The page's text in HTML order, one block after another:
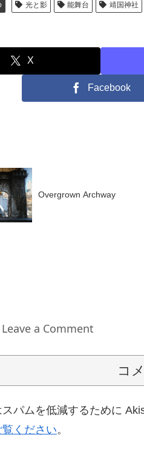
光と影 能舞台 靖国神社
X
Facebook
Overgrown Archway
Leave a Comment
コ
パムを低減するために
ください。